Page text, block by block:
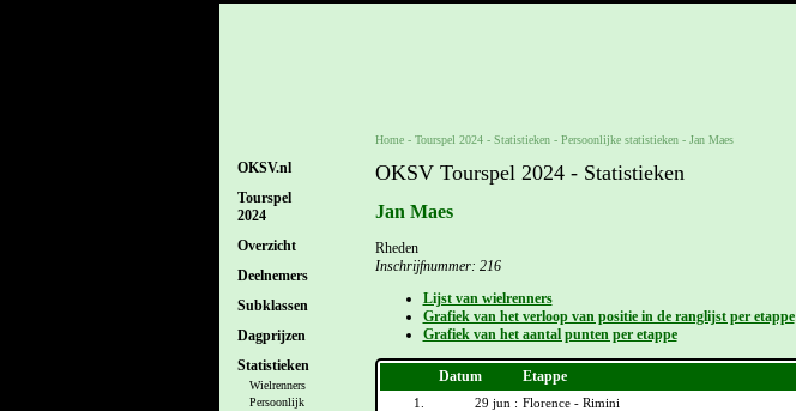
OKSV.nl
Tourspel
2024
Overzicht
Deelnemers
Subklassen
Dagprijzen
Statistieken
Wielrenners
Persoonlijk
Home- Tourspel 2024- Statistieken - Persoonlijke statistieken- Jan Maes
OKSV Tourspel 2024 - Statistieken
Jan Maes
Rheden
Inschrijfnummer: 216
Lijst van wielrenners
Grafiek van het verloop van positie in de ranglijst per etappe
Grafiek van het aantal punten per etappe
Datum Etappe
1. 29 jun : Florence - Rimini